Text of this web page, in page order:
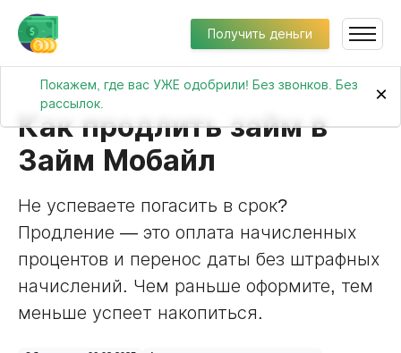
Получить деньги
Покажем, где вас УЖЕ одобрили! Без звонков. Без
рассылок.
×
Как продлить займ в
Займ Мобайл
Не успеваете погасить в срок?
Продление — это оплата начисленных
процентов и перенос даты без штрафных
начислений. Чем раньше оформите, тем
меньше успеет накопиться.